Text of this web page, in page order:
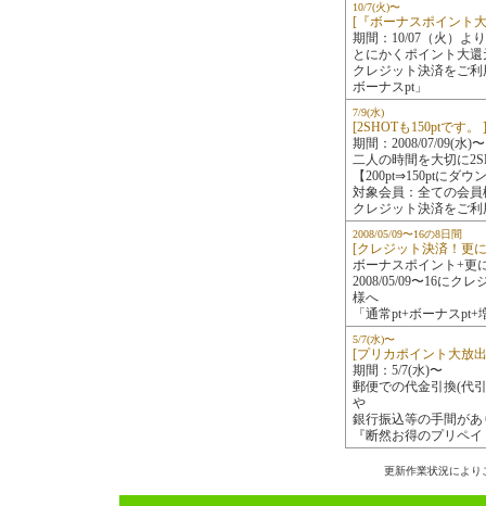
10/7(火)〜
[『ボーナスポイント
期間：10/07（火）よ
とにかくポイント大
クレジット決済をご
ボーナスpt」
7/9(水)
[2SHOTも150ptです。 ]
期間：2008/07/09(水)
二人の時間を大切に
【200pt⇒150ptにダウ
対象会員：全ての会
クレジット決済をご
2008/05/09〜16の8日間
[クレジット決済！更
ボーナスポイント+更
2008/05/09〜16にク
様へ
「通常pt+ボーナスpt+
5/7(水)〜
[プリカポイント大放
期間：5/7(水)〜
郵便での代金引換(代
や
銀行振込等の手間が
『断然お得のプリペ
更新作業状況により